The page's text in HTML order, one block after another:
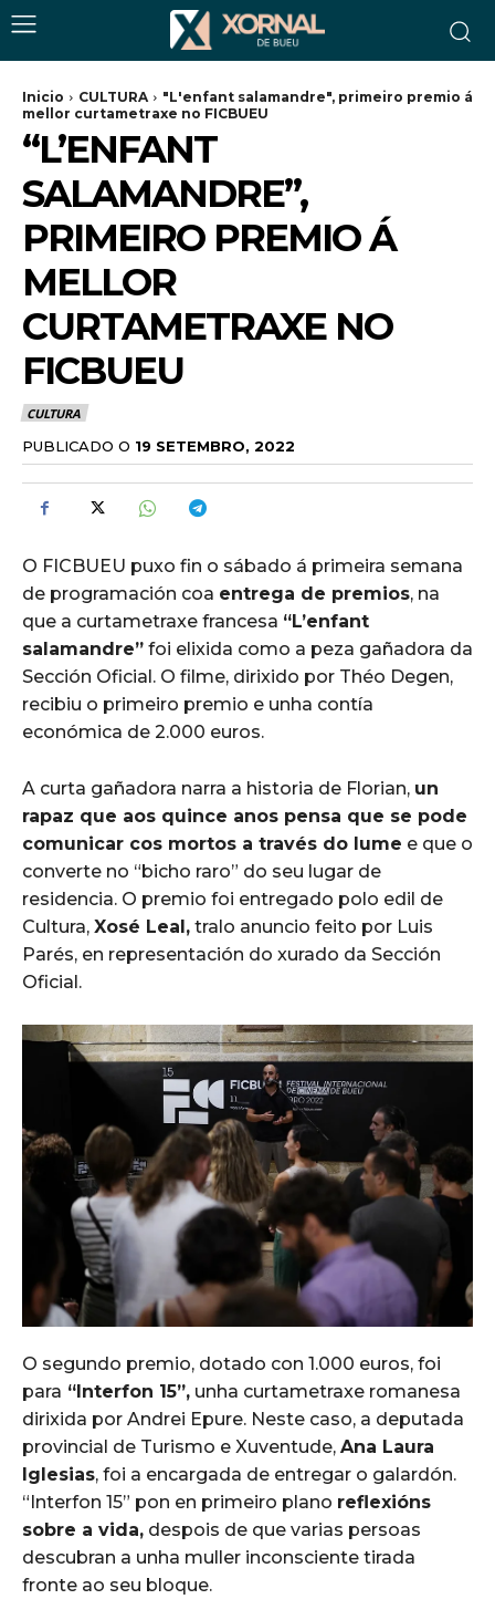
Inicio CULTURA
"L'enfant salamandre", primeiro premio á
mellor curtametraxe no FICBUEU
“L’ENFANT
SALAMANDRE”,
PRIMEIRO PREMIO Á
MELLOR
CURTAMETRAXE NO
FICBUEU
CULTURA
PUBLICADO O 19 SETEMBRO, 2022
O FICBUEU puxo fin o sábado á primeira semana
de programación coa entrega de premios, na
que a curtametraxe francesa “L’enfant
salamandre” foi elixida como a peza gañadora da
Sección Oficial. O filme, dirixido por Théo Degen,
recibiu o primeiro premio e unha contía
económica de 2.000 euros.
A curta gañadora narra a historia de Florian, un
rapaz que aos quince anos pensa que se pode
comunicar cos mortos a través do lume e que o
converte no “bicho raro” do seu lugar de
residencia. O premio foi entregado polo edil de
Cultura, Xosé Leal, tralo anuncio feito por Luis
Parés, en representación do xurado da Sección
Oficial.
O segundo premio, dotado con 1.000 euros, foi
para “Interfon 15”, unha curtametraxe romanesa
dirixida por Andrei Epure. Neste caso, a deputada
provincial de Turismo e Xuventude, Ana Laura
Iglesias, foi a encargada de entregar o galardón.
“Interfon 15” pon en primeiro plano reflexións
sobre a vida, despois de que varias persoas
descubran a unha muller inconsciente tirada
fronte ao seu bloque.